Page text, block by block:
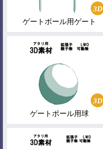
3D
ゲートボール用ゲート
3D
ゲートボール用球